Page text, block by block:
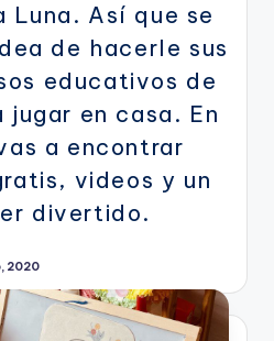
Luna. Así que se
de hacerle sus
educativos de
en casa. En
a encontrar
videos y un
divertido.
2020